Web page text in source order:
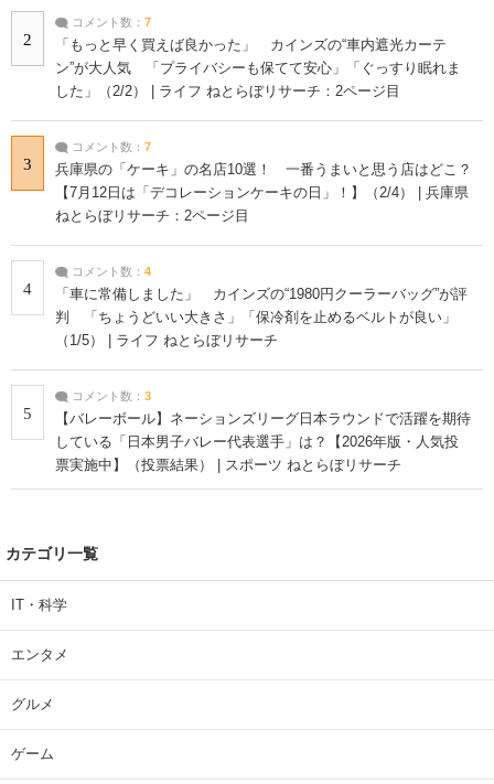
2
コメント数： 7
「もっと早く買えば良かった」 カインズの“車内遮光カーテ
ン”が大人気 「プライバシーも保てて安心」「ぐっすり眠れま
した」（2/2） | ライフ ねとらぼリサーチ：2ページ目
3
コメント数： 7
兵庫県の「ケーキ」の名店10選！ 一番うまいと思う店はどこ？
【7月12日は「デコレーションケーキの日」！】（2/4） | 兵庫県
ねとらぼリサーチ：2ページ目
4
コメント数： 4
「車に常備しました」 カインズの“1980円クーラーバッグ”が評
判 「ちょうどいい大きさ」「保冷剤を止めるベルトが良い」
（1/5） | ライフ ねとらぼリサーチ
5
コメント数： 3
【バレーボール】ネーションズリーグ日本ラウンドで活躍を期待
している「日本男子バレー代表選手」は？【2026年版・人気投
票実施中】（投票結果） | スポーツ ねとらぼリサーチ
カテゴリ一覧
IT・科学
エンタメ
グルメ
ゲーム